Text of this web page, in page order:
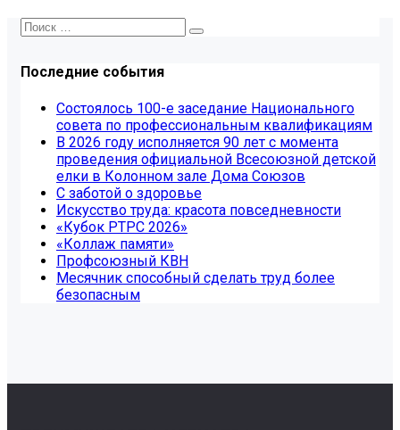
Последние события
Состоялось 100-е заседание Национального
совета по профессиональным квалификациям
В 2026 году исполняется 90 лет с момента
проведения официальной Всесоюзной детской
елки в Колонном зале Дома Союзов
С заботой о здоровье
Искусство труда: красота повседневности
«Кубок РТРС 2026»
«Коллаж памяти»
Профсоюзный КВН
Месячник способный сделать труд более
безопасным